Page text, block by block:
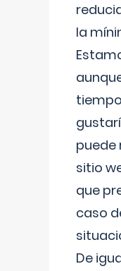
la
puede
sitio
que
caso
De